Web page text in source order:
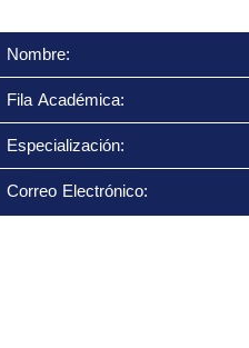
Nombre:
Fila Académica:
Especialización:
Correo Electrónico: